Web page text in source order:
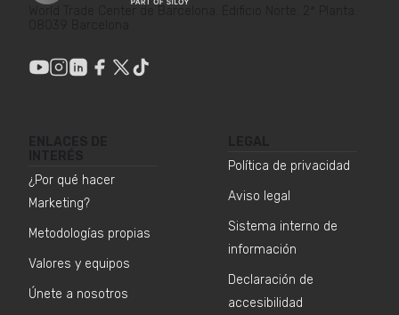
¿Por qué hacer
Marketing?
Metodologías propias
Valores y equipos
Únete a nosotros
Política de privacidad
Aviso legal
Sistema interno de
información
Declaración de
accesibilidad